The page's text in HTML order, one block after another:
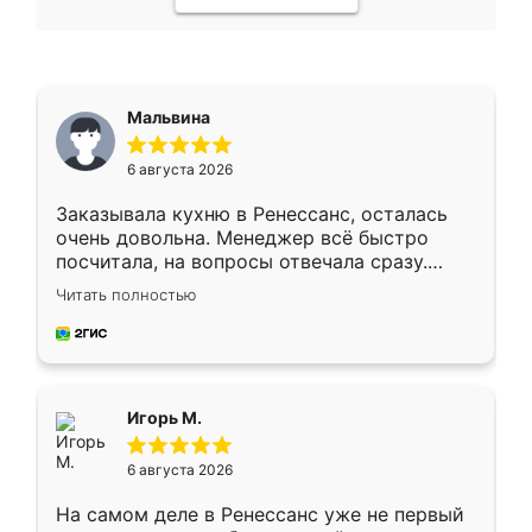
Мальвина
6 августа 2026
Заказывала кухню в Ренессанс, осталась
очень довольна. Менеджер всё быстро
посчитала, на вопросы отвечала сразу.
Замерщик приехал в субботу, подошёл к
делу со всей ответственностью. Собрали
за день, ребята работали аккуратно, даже
Читать полностью
Игорь М.
6 августа 2026
На самом деле в Ренессанс уже не первый